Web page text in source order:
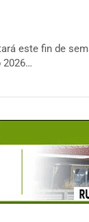
este fin de
2026…